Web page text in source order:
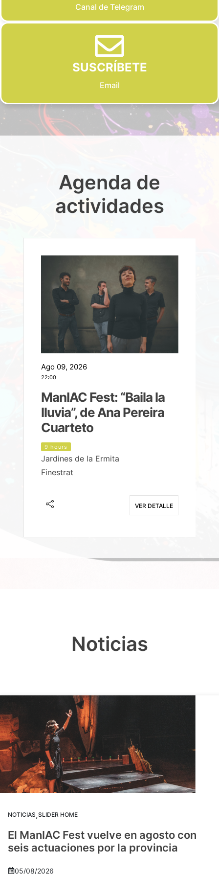
Canal de Telegram
SUSCRÍBETE
Email
Agenda de
actividades
Ago 09, 2026
22:00
ManIAC Fest: “Baila la
lluvia”, de Ana Pereira
Cuarteto
9 hours
Jardines de la Ermita
Finestrat
VER DETALLE
Noticias
NOTICIAS,SLIDER HOME
El ManIAC Fest vuelve en agosto con
seis actuaciones por la provincia
05/08/2026